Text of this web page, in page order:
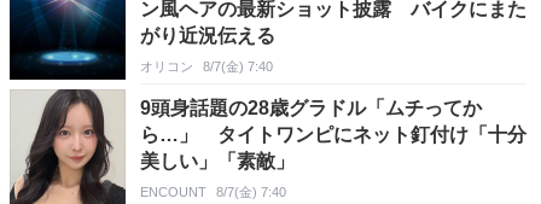
ン風ヘアの最新ショット披露 バイクにまた
がり近況伝える
オリコン 8/7(金) 7:40
9頭身話題の28歳グラドル「ムチってか
ら…」 タイトワンピにネット釘付け「十分
美しい」「素敵」
ENCOUNT 8/7(金) 7:40